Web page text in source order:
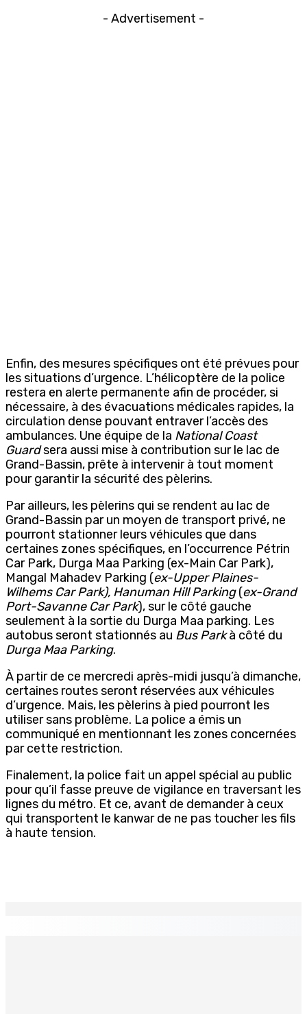
- Advertisement -
Enfin, des mesures spécifiques ont été prévues pour
les situations d’urgence. L’hélicoptère de la police
restera en alerte permanente afin de procéder, si
nécessaire, à des évacuations médicales rapides, la
circulation dense pouvant entraver l’accès des
ambulances. Une équipe de la National Coast
Guardsera aussi mise à contribution sur le lac de
Grand-Bassin, prête à intervenir à tout moment
pour garantir la sécurité des pèlerins.
Par ailleurs, les pèlerins qui se rendent au lac de
Grand-Bassin par un moyen de transport privé, ne
pourront stationner leurs véhicules que dans
certaines zones spécifiques, en l’occurrence Pétrin
Car Park, Durga Maa Parking (ex-Main Car Park),
Mangal Mahadev Parking (ex-Upper Plaines-
Wilhems Car Park), Hanuman Hill Parking(ex-Grand
Port-Savanne Car Park), sur le côté gauche
seulement à la sortie du Durga Maa parking. Les
autobus seront stationnés au Bus Parkà côté du
Durga Maa Parking.
À partir de ce mercredi après-midi jusqu’à dimanche,
certaines routes seront réservées aux véhicules
d’urgence. Mais, les pèlerins à pied pourront les
utiliser sans problème. La police a émis un
communiqué en mentionnant les zones concernées
par cette restriction.
Finalement, la police fait un appel spécial au public
pour qu’il fasse preuve de vigilance en traversant les
lignes du métro. Et ce, avant de demander à ceux
qui transportent le kanwar de ne pas toucher les fils
à haute tension.